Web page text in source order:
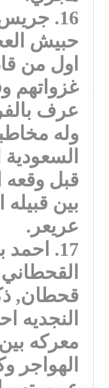
16.
حبيش
اول من
غزواتهم
عرف
وله
قبل وقعه
بين
عريعر.
17.
قحطان,
النجديه
معركه
الهواجر